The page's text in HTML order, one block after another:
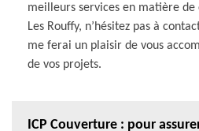
meilleurs services en matière
Les Rouffy, n’hésitez pas à
me ferai un plaisir de vous
de vos projets.
ICP Couverture : pour